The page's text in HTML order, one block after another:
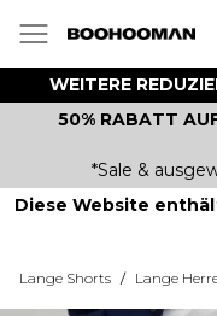
WEITERE
50% RABATT
*Sale &
Diese Website
Lange Shorts / Lange